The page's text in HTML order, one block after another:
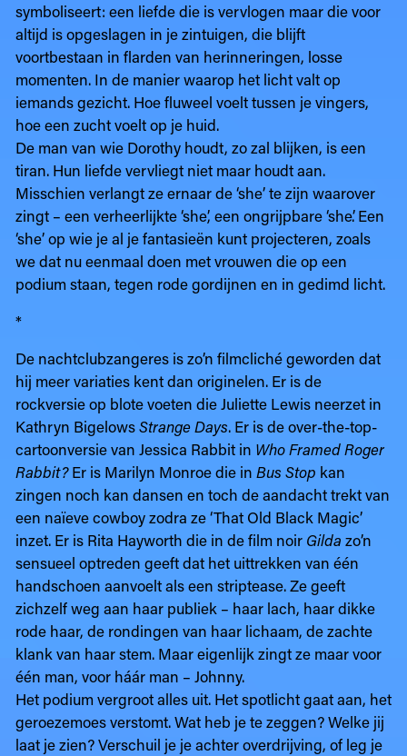
symboliseert: een liefde die is vervlogen maar die voor
altijd is opgeslagen in je zintuigen, die blijft
voortbestaan in flarden van herinneringen, losse
momenten. In de manier waarop het licht valt op
iemands gezicht. Hoe fluweel voelt tussen je vingers,
hoe een zucht voelt op je huid.
De man van wie Dorothy houdt, zo zal blijken, is een
tiran. Hun liefde vervliegt niet maar houdt aan.
Misschien verlangt ze ernaar de ‘she’ te zijn waarover
zingt – een verheerlijkte ‘she’, een ongrijpbare ‘she’. Een
‘she’ op wie je al je fantasieën kunt projecteren, zoals
we dat nu eenmaal doen met vrouwen die op een
podium staan, tegen rode gordijnen en in gedimd licht.
*
De nachtclubzangeres is zo’n filmcliché geworden dat
hij meer variaties kent dan originelen. Er is de
rockversie op blote voeten die Juliette Lewis neerzet in
Kathryn BigelowsStrange Days. Er is de over-the-top-
cartoonversie van Jessica Rabbit in Who Framed Roger
Rabbit?Er is Marilyn Monroe die in Bus Stop kan
zingen noch kan dansen en toch de aandacht trekt van
een naïeve cowboy zodra ze ‘That Old Black Magic’
inzet. Er is Rita Hayworth die in de film noir Gilda zo’n
sensueel optreden geeft dat het uittrekken van één
handschoen aanvoelt als een striptease. Ze geeft
zichzelf weg aan haar publiek – haar lach, haar dikke
rode haar, de rondingen van haar lichaam, de zachte
klank van haar stem. Maar eigenlijk zingt ze maar voor
één man, voor háár man – Johnny.
Het podium vergroot alles uit. Het spotlicht gaat aan, het
geroezemoes verstomt. Wat heb je te zeggen? Welke jij
laat je zien? Verschuil je je achter overdrijving, of leg je